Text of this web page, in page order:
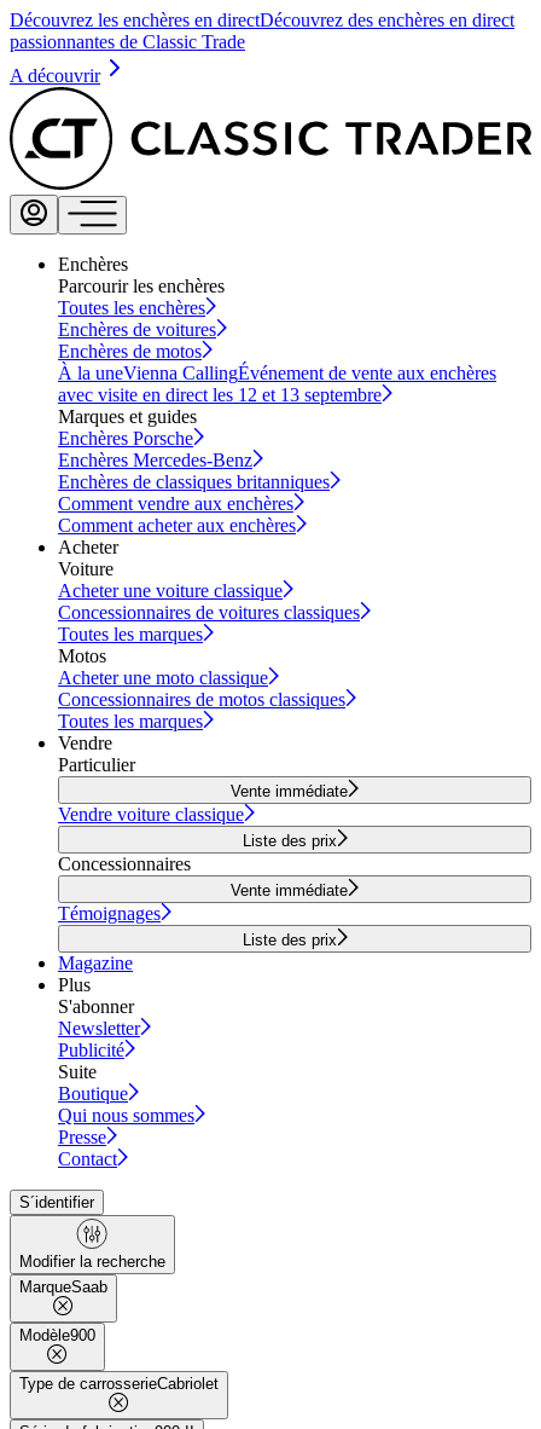
Découvrez les enchères en directDécouvrez des enchères en direct
passionnantes de Classic Trade
A découvrir
Enchères
Parcourir les enchères
Toutes les enchères
Enchères de voitures
Enchères de motos
À la uneVienna CallingÉvénement de vente aux enchères
avec visite en direct les 12 et 13 septembre
Marques et guides
Enchères Porsche
Enchères Mercedes-Benz
Enchères de classiques britanniques
Comment vendre aux enchères
Comment acheter aux enchères
Acheter
Voiture
Acheter une voiture classique
Concessionnaires de voitures classiques
Toutes les marques
Motos
Acheter une moto classique
Concessionnaires de motos classiques
Toutes les marques
Vendre
Particulier
Vente immédiate
Vendre voiture classique
Liste des prix
Concessionnaires
Vente immédiate
Témoignages
Liste des prix
Magazine
Plus
S'abonner
Newsletter
Publicité
Suite
Boutique
Qui nous sommes
Presse
Contact
S´identifier
Modifier la recherche
MarqueSaab
Modèle900
Type de carrosserieCabriolet